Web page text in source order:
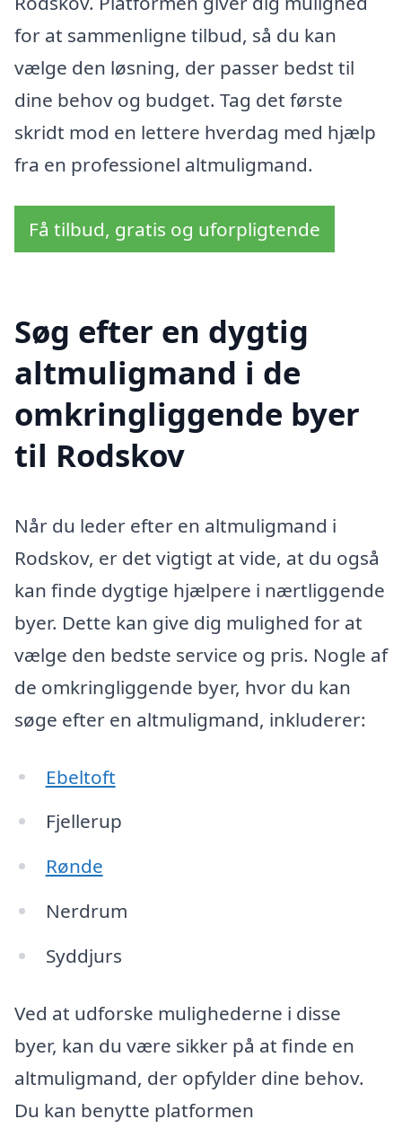
for at sammenligne tilbud, så du kan
vælge den løsning, der passer bedst til
dine behov og budget. Tag det første
skridt mod en lettere hverdag med hjælp
fra en professionel altmuligmand.
Få tilbud, gratis og uforpligtende
Søg efter en dygtig
altmuligmand i de
omkringliggende byer
til Rodskov
Når du leder efter en altmuligmand i
Rodskov, er det vigtigt at vide, at du også
kan finde dygtige hjælpere i nærtliggende
byer. Dette kan give dig mulighed for at
vælge den bedste service og pris. Nogle af
de omkringliggende byer, hvor du kan
søge efter en altmuligmand, inkluderer:
Ebeltoft
Fjellerup
Rønde
Nerdrum
Syddjurs
Ved at udforske mulighederne i disse
byer, kan du være sikker på at finde en
altmuligmand, der opfylder dine behov.
Du kan benytte platformen